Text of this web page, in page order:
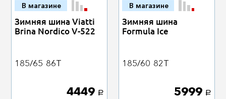
В магазине
Зимняя шина Viatti
Brina Nordico V-522
185/65 86T
4449 a
В магазине
Зимняя шина
Formula Ice
185/60 82T
5999 a